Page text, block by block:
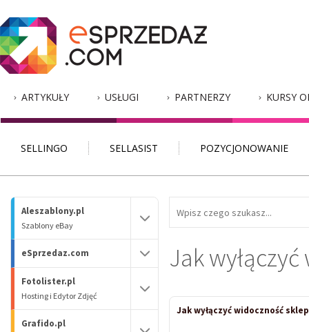
ARTYKUŁY USŁUGI PARTNERZY KURSY
SELLINGO SELLASIST POZYCJONOWANIE
Aleszablony.pl
Szablony eBay
eSprzedaz.com
Fotolister.pl
Hosting i Edytor Zdjęć
Grafido.pl
Jak
Jak wyłączyć widoczność